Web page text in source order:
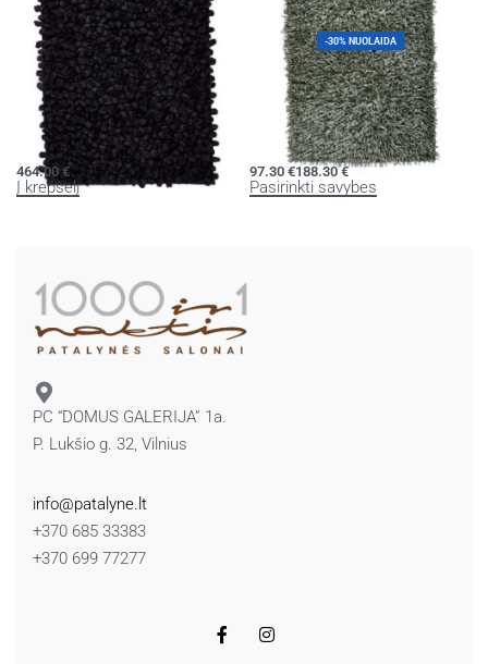
Kilimas ROCCA
464.00€
Į krepšelį
-30% NUOLAIDA
Kilimas KEMEN
97.30 €188.30€
Pasirinkti savybes
PC “DOMUS GALERIJA” 1a.
P. Lukšio g. 32, Vilnius
info@patalyne.lt
+370 685 33383
+370 699 77277